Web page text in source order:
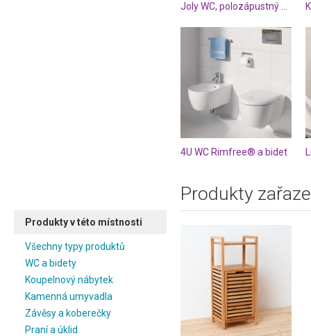
4U WC Rimfree® a bidet
Produkty v této místnosti
Všechny typy produktů
WC a bidety
Koupelnový nábytek
Kamenná umyvadla
Závěsy a koberečky
Praní a úklid
Produkty